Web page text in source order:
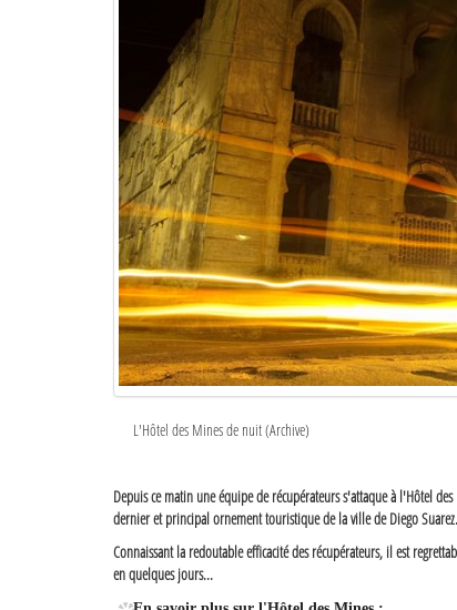
L'Hôtel des Mines de nuit (Archive)
Depuis ce matin une équipe de récupérateurs s'attaque à l'Hôtel
dernier et principal ornement touristique de la ville de Diego Suarez.
Connaissant la redoutable efficacité des récupérateurs, il est
en quelques jours...